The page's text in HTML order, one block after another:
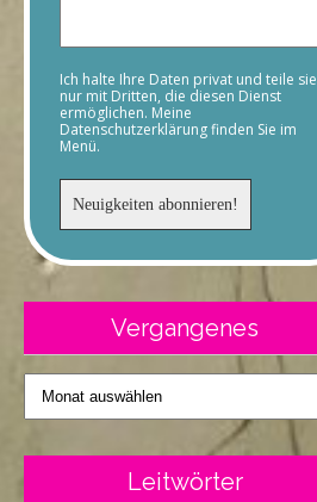
Ich halte Ihre Daten privat und teile sie
nur mit Dritten, die diesen Dienst
ermöglichen. Meine
Datenschutzerklärung finden Sie im
Menü.
Vergangenes
Vergangenes
Leitwörter